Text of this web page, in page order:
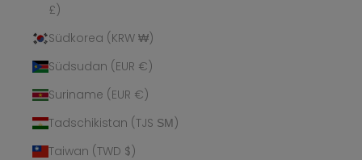
£)
Südkorea (KRW ₩)
Südsudan (EUR €)
Suriname (EUR €)
Tadschikistan (TJS ЅМ)
Taiwan (TWD $)